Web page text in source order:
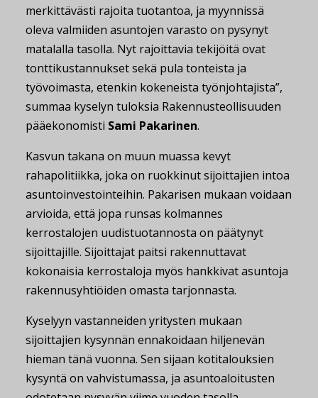
merkittävästi rajoita tuotantoa, ja myynnissä
oleva valmiiden asuntojen varasto on pysynyt
matalalla tasolla. Nyt rajoittavia tekijöitä ovat
tonttikustannukset sekä pula tonteista ja
työvoimasta, etenkin kokeneista työnjohtajista”,
summaa kyselyn tuloksia Rakennusteollisuuden
pääekonomisti Sami Pakarinen.
Kasvun takana on muun muassa kevyt
rahapolitiikka, joka on ruokkinut sijoittajien intoa
asuntoinvestointeihin. Pakarisen mukaan voidaan
arvioida, että jopa runsas kolmannes
kerrostalojen uudistuotannosta on päätynyt
sijoittajille. Sijoittajat paitsi rakennuttavat
kokonaisia kerrostaloja myös hankkivat asuntoja
rakennusyhtiöiden omasta tarjonnasta.
Kyselyyn vastanneiden yritysten mukaan
sijoittajien kysynnän ennakoidaan hiljenevän
hieman tänä vuonna. Sen sijaan kotitalouksien
kysyntä on vahvistumassa, ja asuntoaloitusten